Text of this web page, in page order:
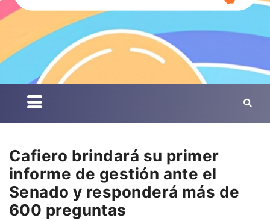
Cafiero brindará su primer
informe de gestión ante el
Senado y responderá más de
600 preguntas